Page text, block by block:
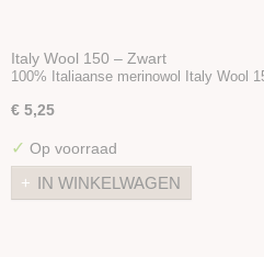
Italy Wool 150 – Zwart
100% Italiaanse merinowol Italy Wool
€ 5,25
✓ Op voorraad
IN WINKELWAGEN